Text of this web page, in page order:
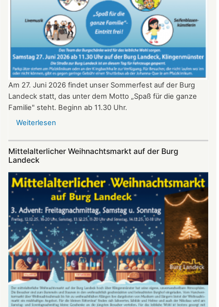
ab
20:30
Uhr​​​​​​​​​​​​​​
Am 27. Juni 2026 findet unser Sommerfest auf der Burg
Landeck statt, das unter dem Motto „Spaß für die ganze
Familie" steht. Beginn ab 11.30 Uhr.
Weiterlesen
Burg
Mittelalterlicher Weihnachtsmarkt auf der Burg
Landeck